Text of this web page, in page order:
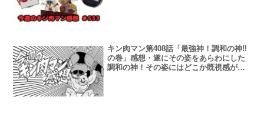
キン肉マン第408話「最強神！調和の神‼︎
の巻」感想・遂にその姿をあらわにした
調和の神！その姿にはどこか既視感が…